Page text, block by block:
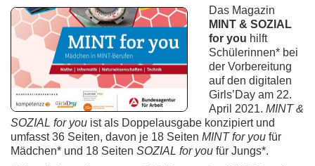
Das Magazin
MINT & SOZIAL
for you hilft
Schülerinnen* bei
der Vorbereitung
auf den digitalen
Girls’Day am 22.
April 2021. MINT &
SOZIAL for you ist als Doppelausgabe konzipiert und
umfasst 36 Seiten, davon je 18 Seiten MINT for you für
Mädchen* und 18 Seiten SOZIAL for you für Jungs*.